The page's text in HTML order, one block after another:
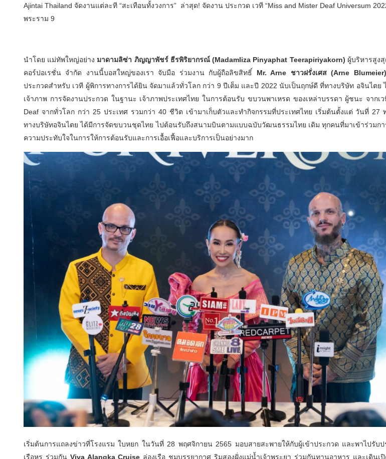
Ajintai Thailand จัดงานแต่ละที “สะเทือนทั้งวงการ” ล่าสุด! จัดงาน ประกวด เวที “Miss and Mister Deaf Universum
พระราม 9
นำโดย แม่ทัพใหญ่อย่าง มาดามลิซ่า ภิญญาพัชร์ ธีรพิริยากรณ์ (Madamliza Pinyaphat Teerapiriyakorn) ผู้บริหารสูง
คอร์ปอเรชั่น จำกัด งานนี้บอสใหญ่ของเรา จับมือ ร่วมงาน กับผู้ถือลิขสิทธิ์ Mr. Arne ชาวฝรั่งเศส (Arne Blumeier)
ประกวดสำหรับ เวที ผู้พิการทางการได้ยิน จัดมาแล้วทั่วโลก กว่า 9 ปีเต็ม และปี 2022 นับเป็นฤกษ์ดี ที่ทางบริษัท อจินไตย
เจ้าภาพ การจัดงานประกวด ในฐานะ เจ้าภาพประเทศไทย ในการต้อนรับ ขบวนพาเหรด ของเหล่าบรรดา ผู้ชนะ จากเ
Deaf จากทั่วโลก กว่า 25 ประเทศ รวมกว่า 40 ชีวิต เข้ามาเก็บตัวและทำกิจกรรมที่ประเทศไทย เริ่มต้นตั้งแต่ วันที่ 27
ทางบริษัทอจินไตย ได้มีการจัดขบวนชุดไทย ไปต้อนรับถึงสนามบินตามแบบฉบับวัฒนธรรมไทย เดิม ทุกคนที่มาเข้าร่วมกา
ความประทับใจในการให้การต้อนรับและการเอื้อเฟื้อและบริการเป็นอย่างมาก
เริ่มต้นการแถลงข่าวที่โรงแรม ใบหยก ในวันที่ 28 พฤศจิกายน 2565 มอบสายสะพายให้กับผู้เข้าประกวด และพาไปรับ
เรือหรู ร่วมกัน Viva Alangka Cruise ล่องเรือ ชมบรรยากาศ ริมสองฝั่งแม่น้ำเจ้าพระยา ร่วมกันทานอาหาร และเดินเ